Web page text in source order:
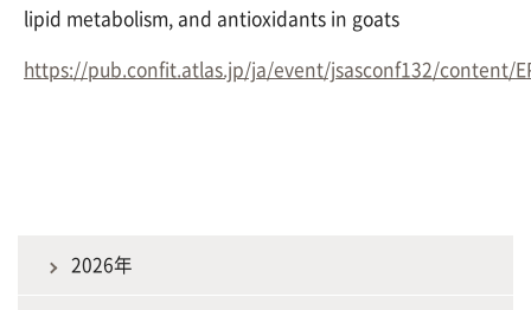
lipid metabolism, and antioxidants in goats
https://pub.confit.atlas.jp/ja/event/jsasconf132/content/
2026年